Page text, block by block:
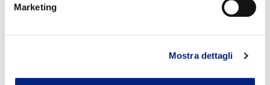
Marketing
Mostra dettagli